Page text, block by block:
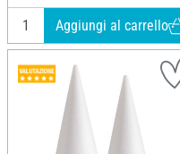
Aggiungi al carrello